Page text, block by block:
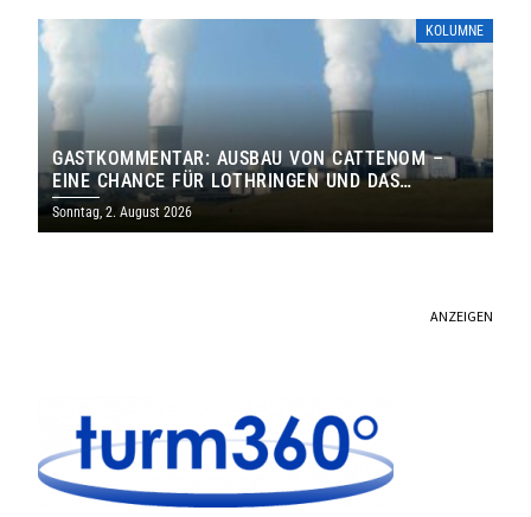
KOLUMNE
GASTKOMMENTAR: AUSBAU VON CATTENOM –
EINE CHANCE FÜR LOTHRINGEN UND DAS
SAARLAND
Sonntag, 2. August 2026
ANZEIGEN